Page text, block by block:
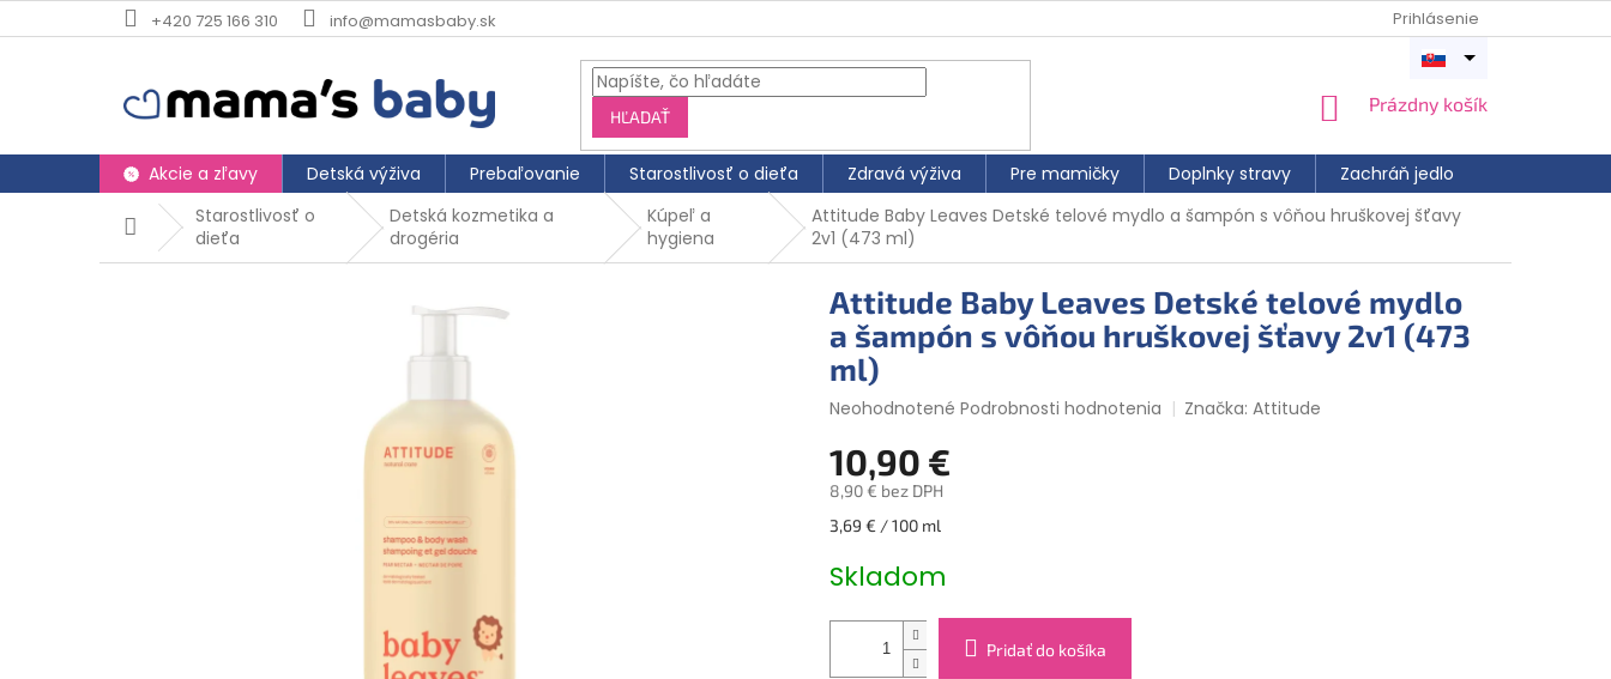
na
+420 725 166 310 info@mamasbaby.sk Prihlásenie
HĽADAŤ
NÁKUPNÝ
Prázdny košík
Akcie a zľavy Detská výživa Prebaľovanie Starostlivosť o dieťa Zdravá výživa Pre mamičky Doplnky stravy Zachráň jedlo
Otvoriť
DomovStarostlivosť o
dieťa
Detská kozmetika a
drogéria
Kúpeľ a
hygiena
Attitude Baby Leaves Detské telové mydlo a šampón s vôňou hruškovej šťavy
2v1 (473 ml)
Attitude Baby Leaves Detské telové mydlo
a šampón s vôňou hruškovej šťavy 2v1 (473
ml)
Priemerné
produktu
je
0,0
z
hviezdičiek.
Neohodnotené Podrobnosti hodnotenia Značka:Attitude
10,90 €
8,90 € bez DPH
Jednotková
3,69 € / 100 ml
Skladom
Pridať do košíka